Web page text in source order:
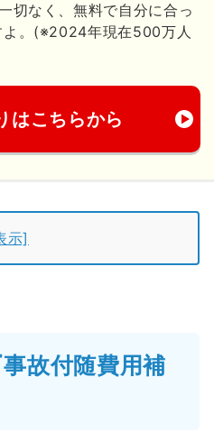
切なく、無料で自分に合っ
よ。(※2024年現在500万人
はこちらから
示]
故付随費用補